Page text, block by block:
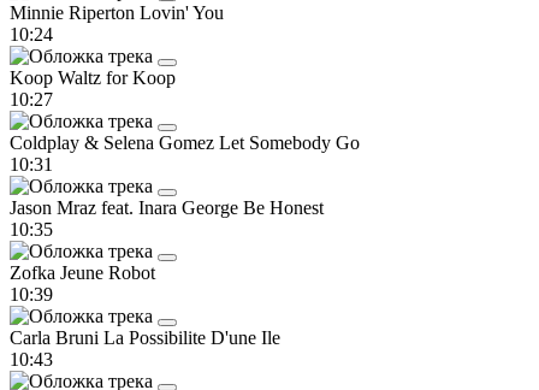
Minnie Riperton Lovin' You
10:24
Koop Waltz for Koop
10:27
Coldplay & Selena Gomez Let Somebody Go
10:31
Jason Mraz feat. Inara George Be Honest
10:35
Zofka Jeune Robot
10:39
Carla Bruni La Possibilite D'une Ile
10:43